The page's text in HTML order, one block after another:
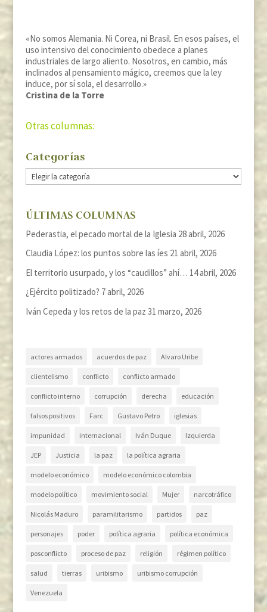
«No somos Alemania. Ni Corea, ni Brasil. En esos países, el
uso intensivo del conocimiento obedece a planes
industriales de largo aliento. Nosotros, en cambio, más
inclinados al pensamiento mágico, creemos que la ley
induce, por sí sola, el desarrollo.»
Cristina de la Torre
Otras columnas:
Categorías
Categorías
ÚLTIMAS COLUMNAS
Pederastia, el pecado mortal de la Iglesia 28 abril, 2026
Claudia López: los puntos sobre las íes 21 abril, 2026
El territorio usurpado, y los “caudillos” ahí… 14 abril, 2026
¿Ejército politizado? 7 abril, 2026
Iván Cepeda y los retos de la paz 31 marzo, 2026
actores armados acuerdos de paz Alvaro Uribe
clientelismo conflicto conflicto armado
conflicto interno corrupción derecha educación
falsos positivos Farc Gustavo Petro iglesias
impunidad internacional Iván Duque Izquierda
JEP Justicia la paz la política agraria
modelo económico modelo económico colombia
modelo político movimiento social Mujer narcotráfico
Nicolás Maduro paramilitarismo partidos paz
personajes poder política agraria política económica
posconflicto proceso de paz religión régimen político
salud tierras uribismo uribismo corrupción
Venezuela